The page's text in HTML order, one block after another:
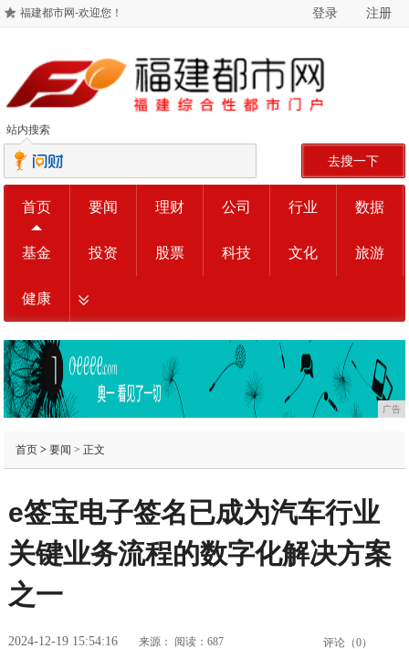
福建都市网-欢迎您！ 登录 注册
站内搜索
去搜一下
首页 要闻 理财 公司 行业 数据
基金 投资 股票 科技 文化 旅游
健康
广告
首页> 要闻 > 正文
e签宝电子签名已成为汽车行业
关键业务流程的数字化解决方案
之一
2024-12-19 15:54:16 来源： 阅读：687 评论（0）